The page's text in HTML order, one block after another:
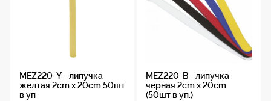
MEZ220-Y - липучка
желтая 2cm x 20cm 50шт
в уп
MEZ220-B - липучка
черная 2cm x 20cm
(50шт в уп.)